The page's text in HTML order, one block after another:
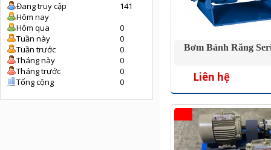
Đang truy cập
141
Hôm nay
Hôm qua
0
Tuần này
0
Tuần trước
0
Tháng này
0
Tháng trước
0
Tổng cộng
0
Bơm Bánh Răng
Liên hệ